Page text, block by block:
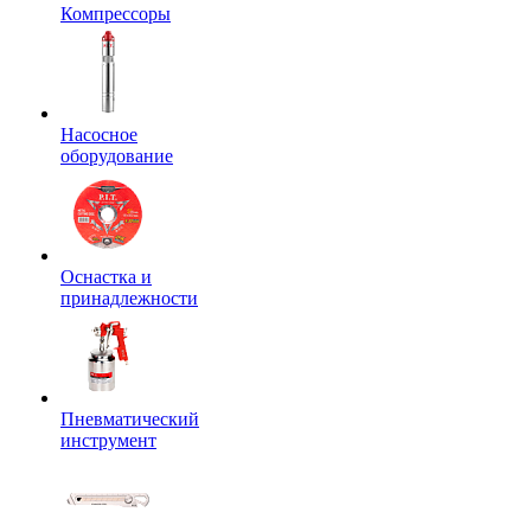
Компрессоры
Насосное
оборудование
Оснастка и
принадлежности
Пневматический
инструмент